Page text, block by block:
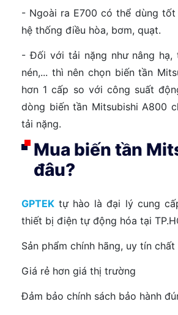
- Ngoài ra E700 có thể dùng
hệ thống điều hòa, bơm, quạt.
- Đối với tải nặng như nâng hạ,
nén,... thì nên chọn biến tần
hơn 1 cấp so với công suất
dòng biến tần Mitsubishi A800
tải nặng.
Mua biến tần
đâu?
GPTEK tự hào là đại lý cung
thiết bị điện tự động hóa tại
Sản phẩm chính hãng, uy tín
Giá rẻ hơn giá thị trường
Đảm bảo chính sách bảo hành